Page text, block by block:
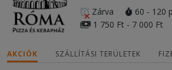
Zárva
60 - 120
1 750 Ft - 7 000 Ft
AKCIÓK SZÁLLÍTÁSI TERÜLETEK